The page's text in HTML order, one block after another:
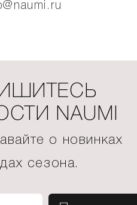
NAUMI
о новинках
сезона.